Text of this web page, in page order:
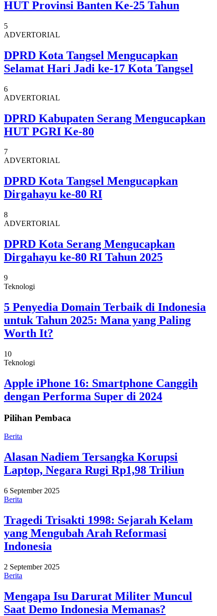
HUT Provinsi Banten Ke-25 Tahun
5
ADVERTORIAL
DPRD Kota Tangsel Mengucapkan
Selamat Hari Jadi ke-17 Kota Tangsel
6
ADVERTORIAL
DPRD Kabupaten Serang Mengucapkan
HUT PGRI Ke-80
7
ADVERTORIAL
DPRD Kota Tangsel Mengucapkan
Dirgahayu ke-80 RI
8
ADVERTORIAL
DPRD Kota Serang Mengucapkan
Dirgahayu ke-80 RI Tahun 2025
9
Teknologi
5 Penyedia Domain Terbaik di Indonesia
untuk Tahun 2025: Mana yang Paling
Worth It?
10
Teknologi
Apple iPhone 16: Smartphone Canggih
dengan Performa Super di 2024
Pilihan Pembaca
Berita
Alasan Nadiem Tersangka Korupsi
Laptop, Negara Rugi Rp1,98 Triliun
6 September 2025
Berita
Tragedi Trisakti 1998: Sejarah Kelam
yang Mengubah Arah Reformasi
Indonesia
2 September 2025
Berita
Mengapa Isu Darurat Militer Muncul
Saat Demo Indonesia Memanas?